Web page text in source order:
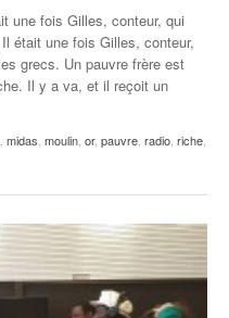
une fois Gilles, conteur, qui
était une fois Gilles, conteur,
grecs. Un pauvre frère est
Il y a va, et il reçoit un
midas moulin or, pauvre radio riche